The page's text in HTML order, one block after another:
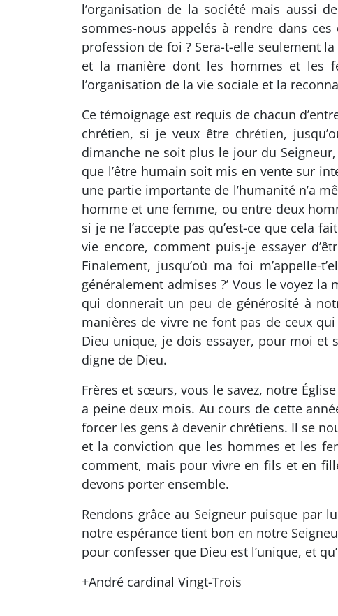
l’organisation de la société mais aussi
sommes-nous appelés à rendre dans
profession de foi ? Sera-t-elle seulement
et la manière dont les hommes et les
l’organisation de la vie sociale et la
Ce témoignage est requis de chacun
chrétien, si je veux être chrétien,
dimanche ne soit plus le jour du
que l’être humain soit mis en vente sur
une partie importante de l’humanité n’a
homme et une femme, ou entre deux
si je ne l’accepte pas qu’est-ce que cela
vie encore, comment puis-je essayer
Finalement, jusqu’où ma foi
généralement admises ?’ Vous le voyez
qui donnerait un peu de générosité à
manières de vivre ne font pas de ceux
Dieu unique, je dois essayer, pour moi et
digne de Dieu.
Frères et sœurs, vous le savez, notre
a peine deux mois. Au cours de cette
forcer les gens à devenir chrétiens. Il se
et la conviction que les hommes et les
comment, mais pour vivre en fils et en
devons porter ensemble.
Rendons grâce au Seigneur puisque par
notre espérance tient bon en notre
pour confesser que Dieu est l’unique, et
+André cardinal Vingt-Trois